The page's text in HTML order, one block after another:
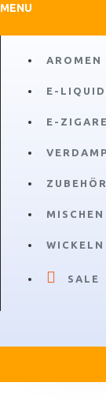
MENU
AROMEN
E-
E-
ZUBEHÖR
MISCHEN
WICKELN
SALE